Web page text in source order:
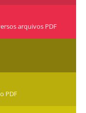
arquivos PDF
PDF